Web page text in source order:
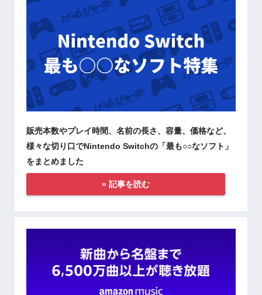
販売本数やプレイ時間、名前の長さ、容量、価格など、
様々な切り口でNintendo Switchの「最も○○なソフト」
をまとめました
» 記事を読む